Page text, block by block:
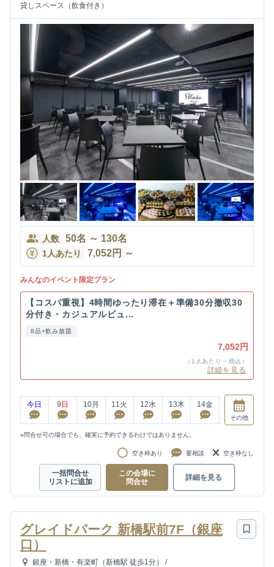
貸しスペース（飲食付き）
人数 50名 ～ 130名
1人あたり 7,052円 ～
みんなのイベント限定プラン
【コスパ重視】4時間ゆったり滞在＋準備30分撤収30
分付き・カジュアルビュ...
8品+飲み放題
7,052円
（1人あたり・税込）
詳細を見る
今日 9 日 10月 11 火 12水 13木 14金
その他
※問合せ可の場合でも、確実に予約できるわけではありません。
空き枠あり 要相談 空き枠なし
一括問合せ
リストに追加
この会場に
問合せ
詳細を見る
グレイドパーク 新橋駅前7F（銀座
口）
銀座・新橋・有楽町（新橋駅 徒歩1分）
/